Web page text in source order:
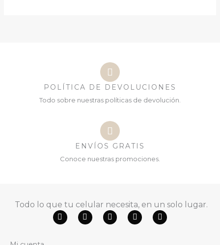
POLÍTICA DE DEVOLUCIONES
Todo sobre nuestras políticas de devolución.
ENVÍOS GRATIS
Conoce nuestras promociones.
Todo lo que tu celular necesita, en un solo lugar.
F
a
Y
o
W
h
T
i
I
n